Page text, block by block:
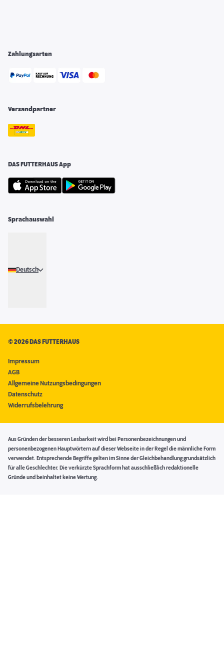
Zahlungsarten
Versandpartner
DAS FUTTERHAUS App
Sprachauswahl
Deutsch
©2026 DAS FUTTERHAUS
Impressum
AGB
Allgemeine Nutzungsbedingungen
Datenschutz
Widerrufsbelehrung
Aus Gründen der besseren Lesbarkeit wird bei Personenbezeichnungen und
personenbezogenen Hauptwörtern auf dieser Webseite in der Regel die männliche Form
verwendet. Entsprechende Begriffe gelten im Sinne der Gleichbehandlung grundsätzlich
für alle Geschlechter. Die verkürzte Sprachform hat ausschließlich redaktionelle
Gründe und beinhaltet keine Wertung.